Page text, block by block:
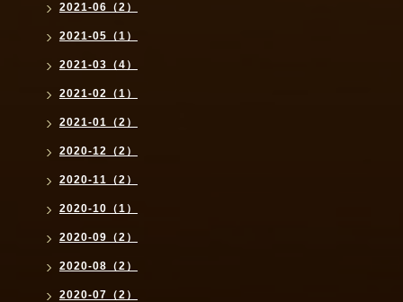
2021-06（2）
2021-05（1）
2021-03（4）
2021-02（1）
2021-01（2）
2020-12（2）
2020-11（2）
2020-10（1）
2020-09（2）
2020-08（2）
2020-07（2）